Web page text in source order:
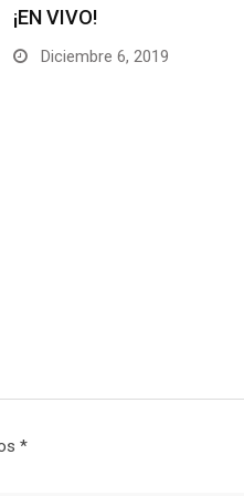
¡EN VIVO!
Diciembre 6, 2019
*